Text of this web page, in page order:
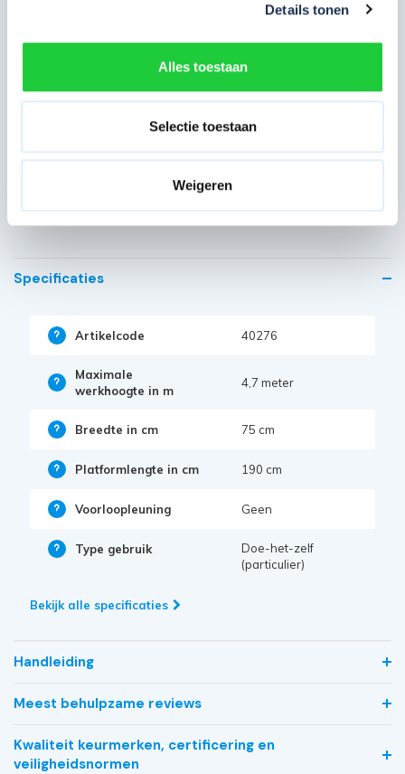
Details tonen
Alles toestaan
Selectie toestaan
Weigeren
U kunt de vouwsteiger gemakkelijk en snel online bestellen via
ons ophalen. Neem hiervoor contact op met ons
Specificaties
Artikelcode 40276
Maximale
werkhoogte in m
4,7 meter
Breedte in cm 75 cm
Platformlengte in cm 190 cm
Voorloopleuning Geen
Type gebruik
Doe-het-zelf
(particulier)
Bekijk alle specificaties
Handleiding
Meest behulpzame reviews
Kwaliteit keurmerken, certificering en
veiligheidsnormen